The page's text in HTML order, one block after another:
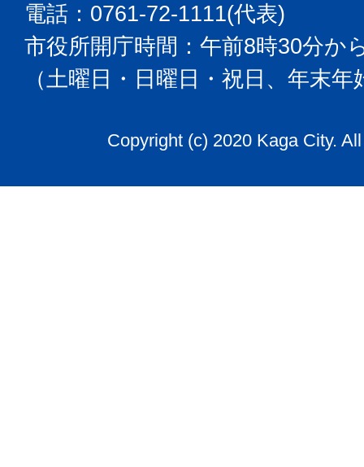
電話：0761-72-1111(代表)
市役所開庁時間：午前8時30分か
（土曜日・日曜日・祝日、年末
Copyright (c) 2020 Kaga City.